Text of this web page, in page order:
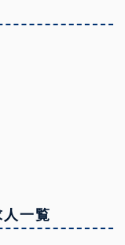
一覧